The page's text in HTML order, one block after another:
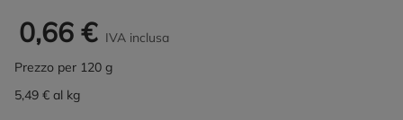
0,66 € IVA inclusa
Prezzo per 120 g
5,49 € al kg